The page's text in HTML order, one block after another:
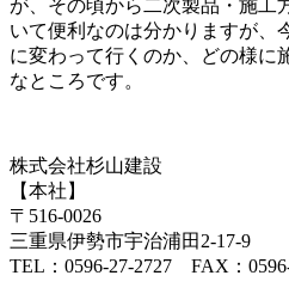
が、その頃から二次製品・施工
いて便利なのは分かりますが、
に変わって行くのか、どの様に
なところです。
株式会社杉山建設
【本社】
〒516-0026
三重県伊勢市宇治浦田2-17-9
TEL：0596-27-2727 FAX：